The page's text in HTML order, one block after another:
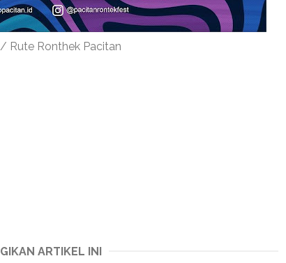
Rute Ronthek Pacitan
ARTIKEL INI